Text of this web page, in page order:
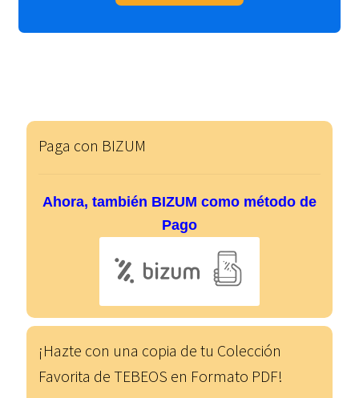
Paga con BIZUM
Ahora, también BIZUM como método de
Pago
¡Hazte con una copia de tu Colección
Favorita de TEBEOS en Formato PDF!